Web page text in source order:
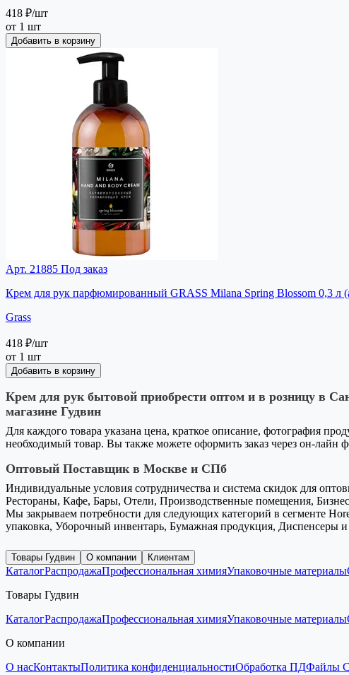
418 ₽/шт
от 1 шт
Добавить в корзину
Арт. 21885 Под заказ
Крем для рук парфюмированный GRASS Milana Spring Blossom 0,3 л
Grass
418 ₽/шт
от 1 шт
Добавить в корзину
Крем для рук бытовой приобрести оптом и в розницу в
магазине Гудвин
Для каждого товара указана цена, краткое описание, фотография
необходимый товар. Вы также можете оформить заказ через он-
Оптовый Поставщик в Москве и СПб
Индивидуальные условия сотрудничества и система скидок для
Рестораны, Кафе, Бары, Отели, Производственные помещения,
Мы закрываем потребности для следующих категорий в сегменте
упаковка, Уборочный инвентарь, Бумажная продукция, Диспенсеры
Товары Гудвин О компании Клиентам
КаталогРаспродажаПрофессиональная химияУпаковочные материалы
Товары Гудвин
КаталогРаспродажаПрофессиональная химияУпаковочные материалы
О компании
О насКонтактыПолитика конфиденциальностиОбработка ПДФайлы